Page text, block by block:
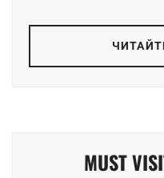
MUST